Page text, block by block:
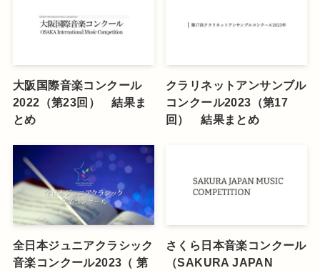
大阪国際音楽コンクール
2022（第23回） 結果ま
とめ
クラリネットアンサンブル
コンクール2023（第17
回） 結果まとめ
全日本ジュニアクラシック
音楽コンクール2023（ 第
さくら日本音楽コンクール
（SAKURA JAPAN